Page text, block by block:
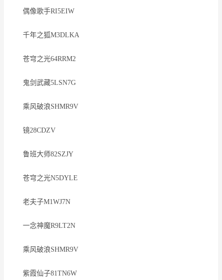
偶像歌手RI5EIW
千年之狐M3DLKA
苍穹之光64RRM2
鬼剑武藏5LSN7G
乘风破浪SHMR9V
镜28CDZV
鲁班大师82SZJY
苍穹之光N5DYLE
老夫子M1WJ7N
一念神魔R9LT2N
乘风破浪SHMR9V
紫霞仙子81TN6W